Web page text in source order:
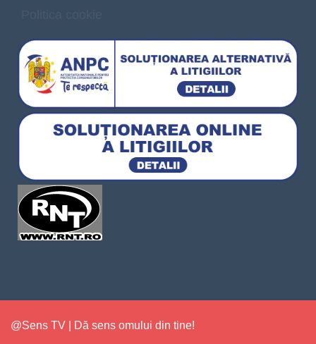
@Sens TV | Dă sens omului din tine!